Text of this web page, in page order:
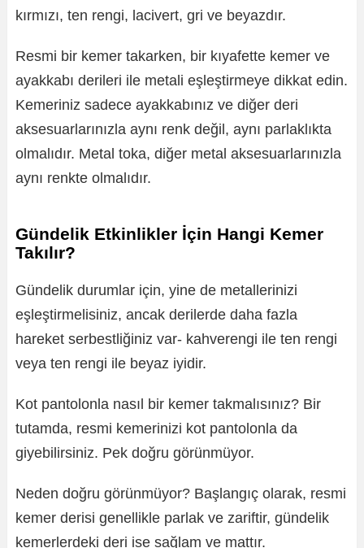
kırmızı, ten rengi, lacivert, gri ve beyazdır.
Resmi bir kemer takarken, bir kıyafette kemer ve
ayakkabı derileri ile metali eşleştirmeye dikkat edin.
Kemeriniz sadece ayakkabınız ve diğer deri
aksesuarlarınızla aynı renk değil, aynı parlaklıkta
olmalıdır. Metal toka, diğer metal aksesuarlarınızla
aynı renkte olmalıdır.
Gündelik Etkinlikler İçin Hangi Kemer
Takılır?
Gündelik durumlar için, yine de metallerinizi
eşleştirmelisiniz, ancak derilerde daha fazla
hareket serbestliğiniz var- kahverengi ile ten rengi
veya ten rengi ile beyaz iyidir.
Kot pantolonla nasıl bir kemer takmalısınız? Bir
tutamda, resmi kemerinizi kot pantolonla da
giyebilirsiniz. Pek doğru görünmüyor.
Neden doğru görünmüyor? Başlangıç ​​olarak, resmi
kemer derisi genellikle parlak ve zariftir, gündelik
kemerlerdeki deri ise sağlam ve mattır.